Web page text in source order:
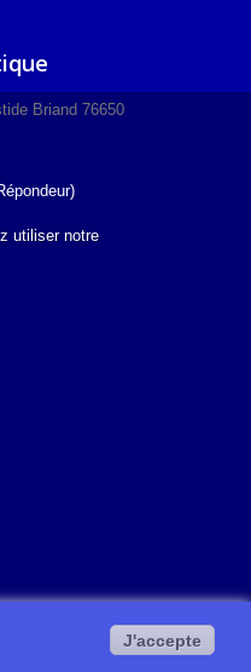
Briand 76650
utiliser notre
J'accepte